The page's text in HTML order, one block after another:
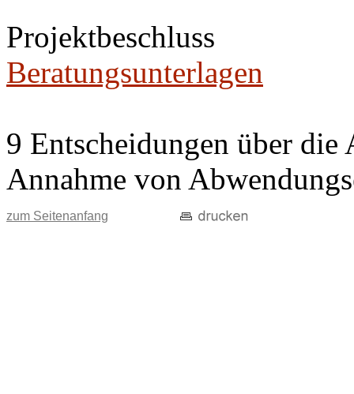
Projektbeschluss
Beratungsunterlagen
9 Entscheidungen über
Annahme von
zum Seitenanfang